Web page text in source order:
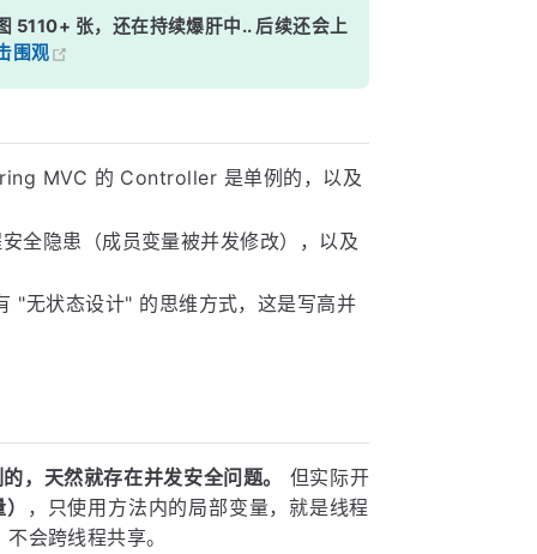
5110+ 张，还在持续爆肝中.. 后续还会上
围观
MVC 的 Controller 是单例的，以及
全隐患（成员变量被并发修改），以及
"无状态设计" 的思维方式，这是写高并
天然就存在并发安全问题。
但实际开
，只使用方法内的局部变量，就是线程
会跨线程共享。